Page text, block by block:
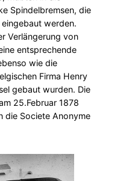
Spindelbremsen, die
werden.
Verlängerung von
entsprechende
wie die
Firma Henry
gebaut wurden. Die
25.Februar 1878
die Societe Anonyme